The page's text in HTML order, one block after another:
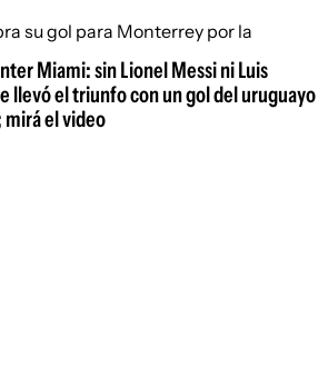
Miami: sin Lionel Messi ni Luis
llevó el triunfo con un gol del uruguayo
mirá el video